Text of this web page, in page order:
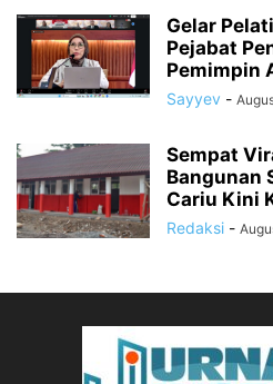
Gelar
Pejabat
Pemimpin
Sayyev -
Sempat
Bangunan
Cariu Kini
Redaksi -